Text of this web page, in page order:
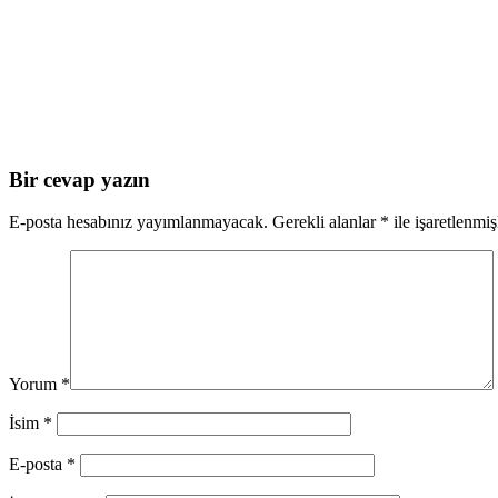
Bir cevap yazın
E-posta hesabınız yayımlanmayacak. Gerekli alanlar * ile
Yorum *
İsim *
E-posta *